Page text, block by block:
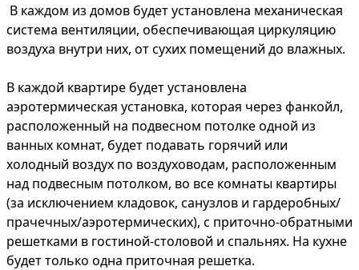
В каждом из домов будет установлена ​​механическая
система вентиляции, обеспечивающая циркуляцию
воздуха внутри них, от сухих помещений до влажных.
В каждой квартире будет установлена ​​
аэротермическая установка, которая через фанкойл,
расположенный на подвесном потолке одной из
ванных комнат, будет подавать горячий или
холодный воздух по воздуховодам, расположенным
над подвесным потолком, во все комнаты квартиры
(за исключением кладовок, санузлов и гардеробных/
прачечных/аэротермических), с приточно-обратными
решетками в гостиной-столовой и спальнях. На кухне
будет только одна приточная решетка.